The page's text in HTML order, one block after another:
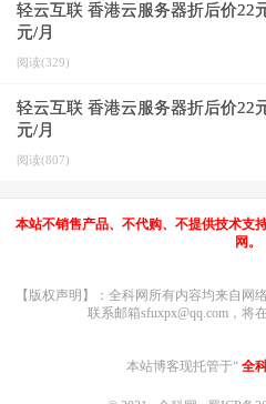
轻云互联 香港云服务器折后价22
元/月
阅读(329)
轻云互联 香港云服务器折后价22
元/月
阅读(807)
本站不销售产品、不代购、不提供技术支
网。
【版权声明】：全科网所有内容均来自
联系邮箱sfuxpx@qq.com，将
本站博客现托管于“ 全